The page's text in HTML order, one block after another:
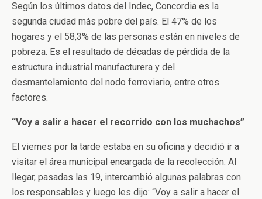
Según los últimos datos del Indec, Concordia es la
segunda ciudad más pobre del país. El 47% de los
hogares y el 58,3% de las personas están en niveles de
pobreza. Es el resultado de décadas de pérdida de la
estructura industrial manufacturera y del
desmantelamiento del nodo ferroviario, entre otros
factores.
“Voy a salir a hacer el recorrido con los muchachos”
El viernes por la tarde estaba en su oficina y decidió ir a
visitar el área municipal encargada de la recolección. Al
llegar, pasadas las 19, intercambió algunas palabras con
los responsables y luego les dijo: “Voy a salir a hacer el